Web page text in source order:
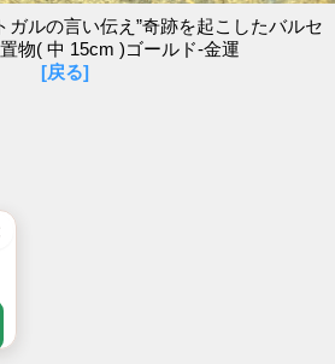
ガルの言い伝え”奇跡を起こしたバルセ
物( 中 15cm )ゴールド-金運
[戻る]